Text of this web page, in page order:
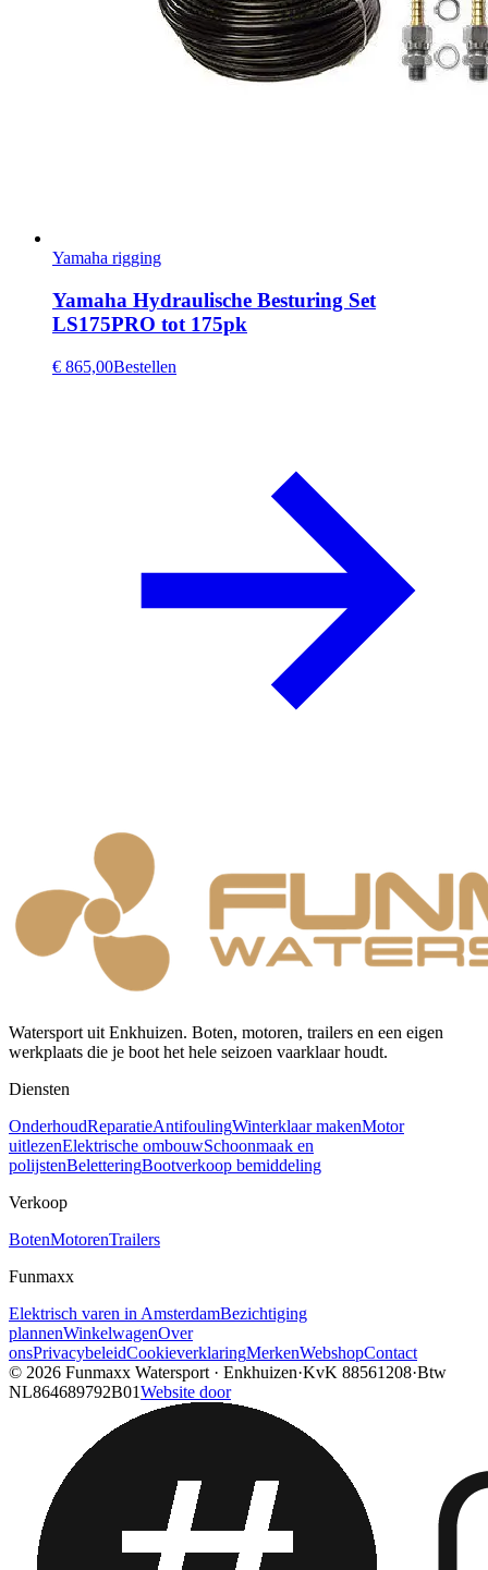
Yamaha rigging
Yamaha Hydraulische Besturing Set
LS175PRO tot 175pk
€ 865,00Bestellen
Watersport uit Enkhuizen. Boten, motoren, trailers en een eigen
werkplaats die je boot het hele seizoen vaarklaar houdt.
Diensten
OnderhoudReparatieAntifoulingWinterklaar makenMotor
uitlezenElektrische ombouwSchoonmaak en
polijstenBeletteringBootverkoop bemiddeling
Verkoop
BotenMotorenTrailers
Funmaxx
Elektrisch varen in AmsterdamBezichtiging
plannenWinkelwagenOver
onsPrivacybeleidCookieverklaringMerkenWebshopContact
© 2026 Funmaxx Watersport · Enkhuizen·KvK 88561208·Btw
NL864689792B01Website door